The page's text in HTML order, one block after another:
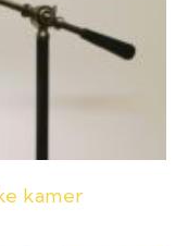
kamer